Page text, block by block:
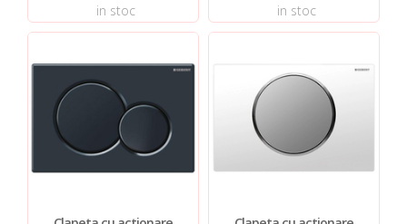
in stoc in stoc